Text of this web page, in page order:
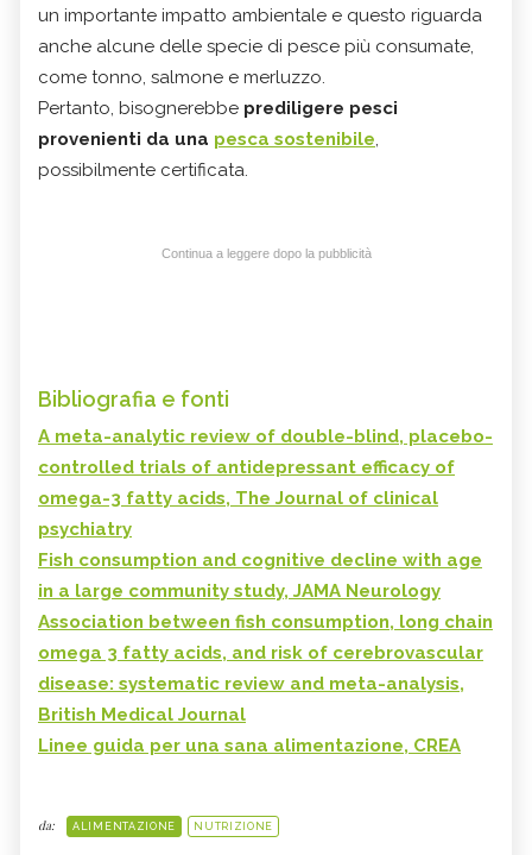
un importante impatto ambientale e questo riguarda
anche alcune delle specie di pesce più consumate,
come tonno, salmone e merluzzo.
Pertanto, bisognerebbe prediligere pesci
provenienti da una pesca sostenibile,
possibilmente certificata.
Continua a leggere dopo la pubblicità
Bibliografia e fonti
A meta-analytic review of double-blind, placebo-
controlled trials of antidepressant efficacy of
omega-3 fatty acids, The Journal of clinical
psychiatry
Fish consumption and cognitive decline with age
in a large community study, JAMA Neurology
Association between fish consumption, long chain
omega 3 fatty acids, and risk of cerebrovascular
disease: systematic review and meta-analysis,
British Medical Journal
Linee guida per una sana alimentazione, CREA
da: ALIMENTAZIONE NUTRIZIONE